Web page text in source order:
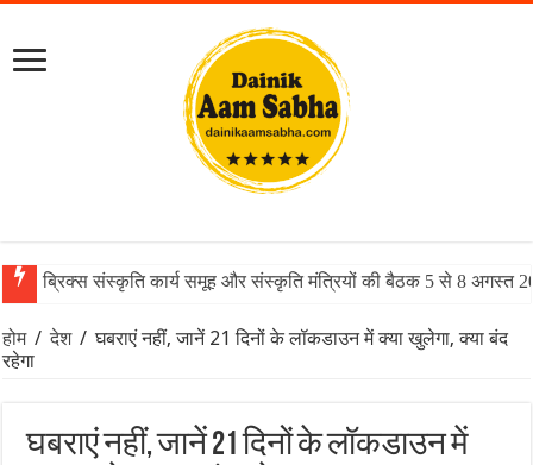
ब्रिक्स संस्कृति कार्य समूह और संस्कृति मंत्रियों की बैठक 5 से 8 अगस्त
होम / देश / घबराएं नहीं, जानें 21 दिनों के लॉकडाउन में क्या खुलेगा, क्या बंद
रहेगा
घबराएं नहीं, जानें 21 दिनों के लॉकडाउन में